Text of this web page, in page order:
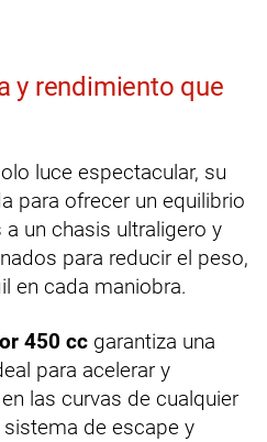
y rendimiento que
luce espectacular, su
para ofrecer un equilibrio
un chasis ultraligero y
para reducir el peso,
en cada maniobra.
450 cc garantiza una
para acelerar y
las curvas de cualquier
de escape y